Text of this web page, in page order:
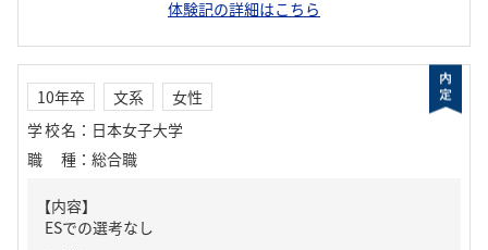
体験記の詳細はこちら
10年卒 文系
女性
学校名 ： 日本女子大学
職種 ： 総合職
【内容】
ESでの選考なし